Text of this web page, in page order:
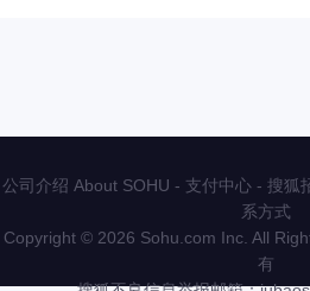
公司介绍 About SOHU - 支付中心 - 搜狐
系方式
Copyright © 2026 Sohu.com Inc. All
有